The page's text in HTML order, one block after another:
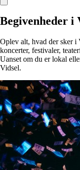
Begivenheder i
Oplev alt, hvad der sker i
koncerter, festivaler,
Uanset om du er lokal
Vidsel.